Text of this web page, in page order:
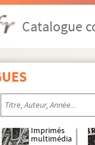
Catalogue
Imprimés
multimédia